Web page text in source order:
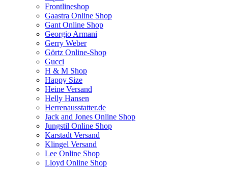
Frontlineshop
Gaastra Online Shop
Gant Online Shop
Georgio Armani
Gerry Weber
Görtz Online-Shop
Gucci
H & M Shop
Happy Size
Heine Versand
Helly Hansen
Herrenausstatter.de
Jack and Jones Online Shop
Jungstil Online Shop
Karstadt Versand
Klingel Versand
Lee Online Shop
Lloyd Online Shop